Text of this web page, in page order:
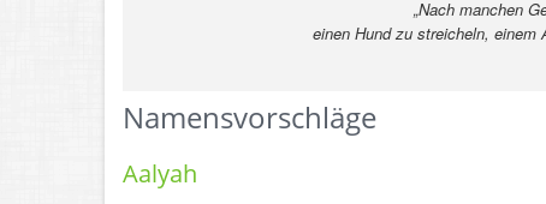
„Nach manchen
einen Hund zu streicheln, einem
-Maxim
Namensvorschläge
Aalyah